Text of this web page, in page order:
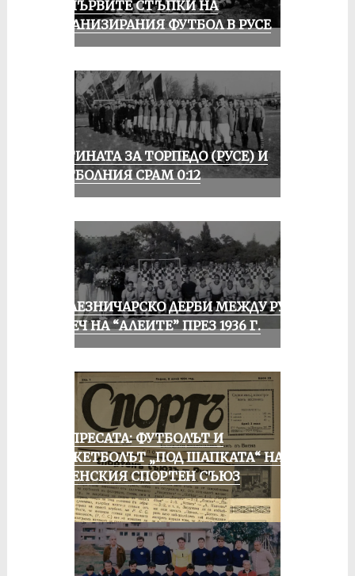
ЗА ПЪРВИТЕ СТЪПКИ НА
ОРГАНИЗИРАНИЯ ФУТБОЛ В РУСЕ
ИСТИНАТА ЗА ТОРПЕДО (РУСЕ) И
ФУТБОЛНИЯ СРАМ 0:12
ЖЕЛЕЗНИЧАРСКО ДЕРБИ МЕЖДУ РУСЕ
И ПЕЧ НА “АЛЕИТЕ” ПРЕЗ 1936 Г.
ОТ ПРЕСАТА: ФУТБОЛЪТ И
БАСКЕТБОЛЪТ „ПОД ШАПКАТА“ НА
РУСЕНСКИЯ СПОРТЕН СЪЮЗ